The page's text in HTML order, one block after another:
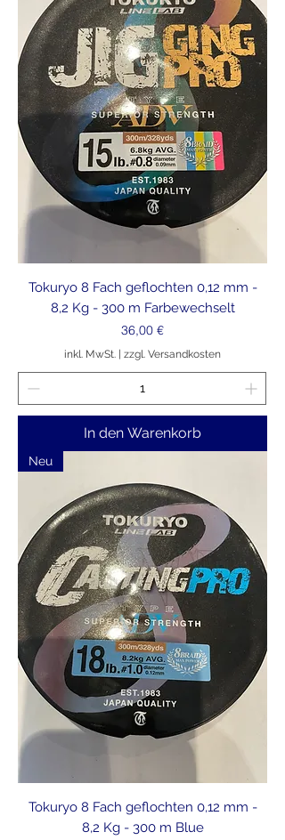
Tokuryo 8 Fach geflochten 0,12 mm -
8,2 Kg - 300 m Farbewechselt
Preis
36,00 €
inkl. MwSt. zzgl. Versandkosten
In den Warenkorb
Neu
Tokuryo 8 Fach geflochten 0,12 mm -
8,2 Kg - 300 m Blue